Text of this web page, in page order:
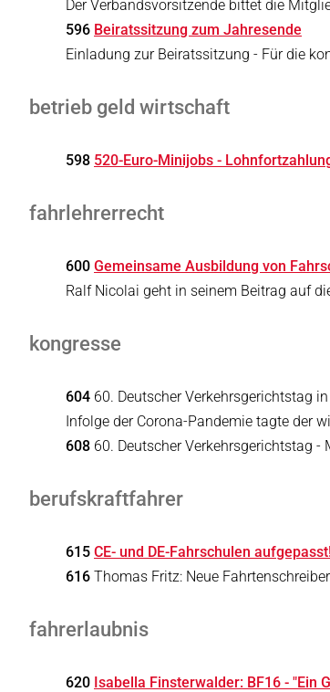
Der Verbandsvorsitzende bittet die
596 Beiratssitzung zum Jahresende
Einladung zur Beiratssitzung - Für die
betrieb geld wirtschaft
598 520-Euro-Minijobs -
fahrlehrerrecht
600 Gemeinsame Ausbildung von
Ralf Nicolai geht in seinem Beitrag auf
kongresse
604 60. Deutscher Verkehrsgerichtstag
Infolge der Corona-Pandemie tagte der
608 60. Deutscher Verkehrsgerichtstag -
berufskraftfahrer
615 CE- und DE-Fahrschulen
616 Thomas Fritz: Neue
fahrerlaubnis
620 Isabella Finsterwalder: BF16 - "Ein